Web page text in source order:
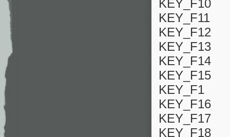
KEY_F10
KEY_F11
KEY_F12
KEY_F13
KEY_F14
KEY_F15
KEY_F1
KEY_F16
KEY_F17
KEY_F18